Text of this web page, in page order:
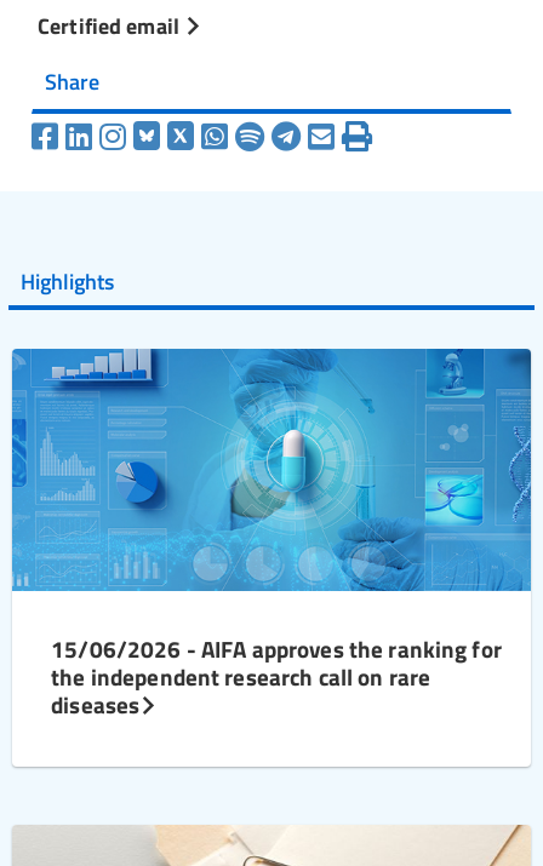
Certified email
Share
Highlights
15/06/2026 - AIFA approves the ranking for
the independent research call on rare
diseases